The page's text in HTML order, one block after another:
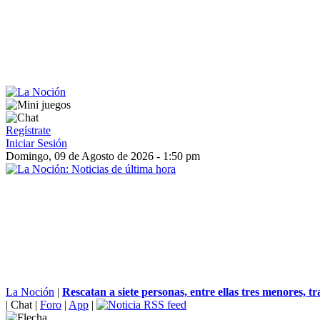
Regístrate
Iniciar Sesión
Domingo, 09 de Agosto de 2026 - 1:50 pm
La Noción | Rescatan a siete personas, entre ellas tres menores,
| Chat | Foro | App |